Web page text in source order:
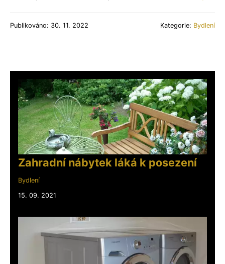
Publikováno: 30. 11. 2022 Kategorie: Bydlení
Zahradní nábytek láká k posezení
Bydlení
15. 09. 2021